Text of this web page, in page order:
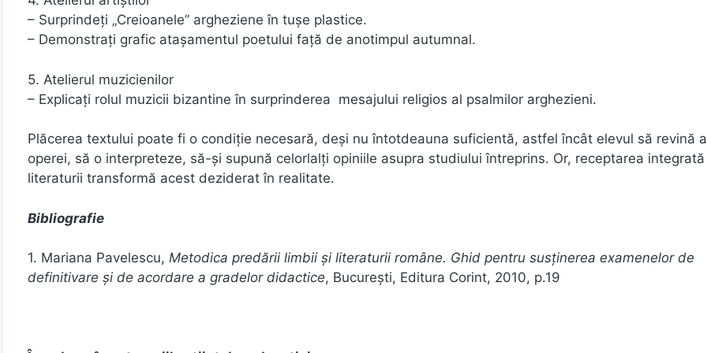
– Surprindeți „Creioanele” argheziene în tușe plastice.
– Demonstrați grafic atașamentul poetului față de anotimpul autumnal.
5. Atelierul muzicienilor
– Explicați rolul muzicii bizantine în surprinderea mesajului religios al psalmilor arghezieni.
Plăcerea textului poate fi o condiție necesară, deși nu întotdeauna suficientă, astfel încât elevul să revină
operei, să o interpreteze, să-și supună celorlalți opiniile asupra studiului întreprins. Or, receptarea integrată
literaturii transformă acest deziderat în realitate.
Bibliografie
1. Mariana Pavelescu, Metodica predării limbii și literaturii române. Ghid pentru susținerea examenelor de
definitivare și de acordare a gradelor didactice, București, Editura Corint, 2010, p.19